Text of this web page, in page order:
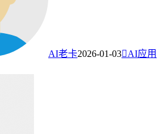
AI老卡2026-01-03AI应用